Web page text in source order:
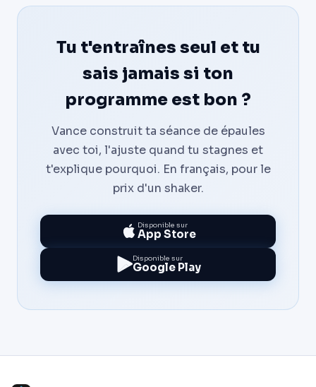
Tu t'entraînes seul et tu
sais jamais si ton
programme est bon ?
Vance construit ta séance de épaules
avec toi, l'ajuste quand tu stagnes et
t'explique pourquoi. En français, pour le
prix d'un shaker.
Disponible sur
App Store
Disponible sur
Google Play